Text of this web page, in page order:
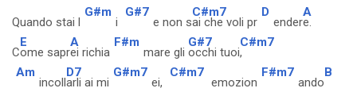
Quando stai l
G#m
i
G#7
e non s
C#m7
ai che voli pr
D
ender
A
e.
C
E
ome sapr
A
ei richia
F#m
mare gli
G#7
occhi tuoi
C#m7
,
Am
incoll
D7
arli ai mi
G#m7
ei,
C#m7
emozion
F#m7
ando
B